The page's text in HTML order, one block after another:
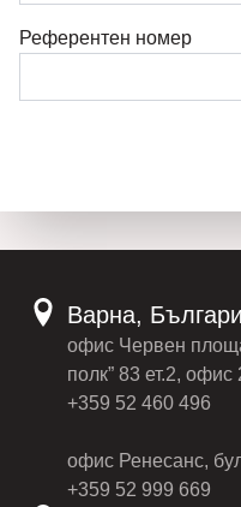
Референтен номер
Варна,
офис Червен
полк” 83 ет.2, офис
+359 52 460 496
офис Ренесанс,
+359 52 999 669